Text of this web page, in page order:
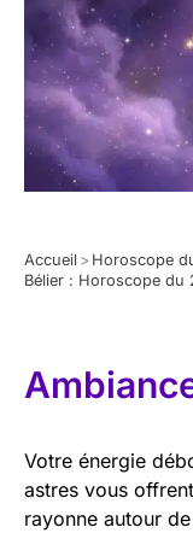
Accueil > Horoscope
Bélier : Horoscope du
Votre énergie
astres vous
rayonne autour